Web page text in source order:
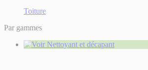
Toiture
Par gammes